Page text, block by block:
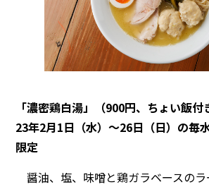
「濃密鶏白湯」（900円、ちょい飯付
23年2月1日（水）〜26日（日）の毎
限定
醤油、塩、味噌と鶏ガラベースの